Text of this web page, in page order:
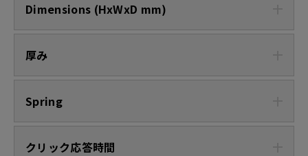
Dimensions (HxWxD mm)
厚み
Spring
クリック応答時間